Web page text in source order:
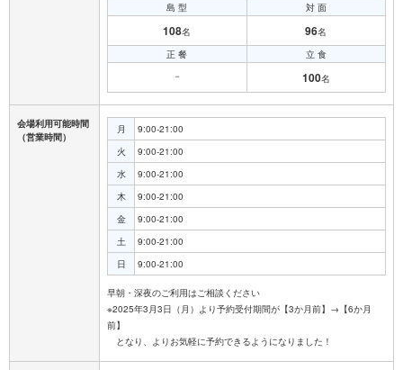
島 型
108名
対 面
96名
正 餐
－
立 食
100名
会場利用可能時間
（営業時間）
月
9:00-21:00
火
9:00-21:00
水
9:00-21:00
木
9:00-21:00
金
9:00-21:00
土
9:00-21:00
日
9:00-21:00
早朝・深夜のご利用はご相談ください
※2025年3月3日（月）より予約受付期間が【3か月前】→【6か月
前】